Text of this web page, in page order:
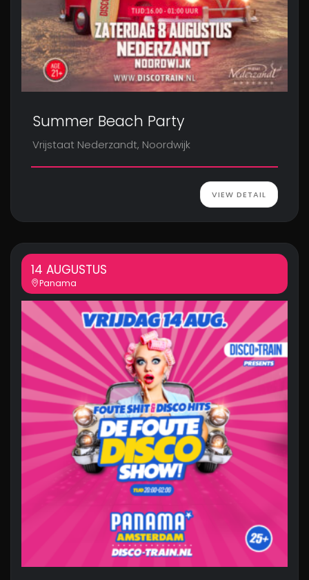
Summer Beach Party
Vrijstaat Nederzandt, Noordwijk
VIEW DETAIL
14 AUGUSTUS
Panama